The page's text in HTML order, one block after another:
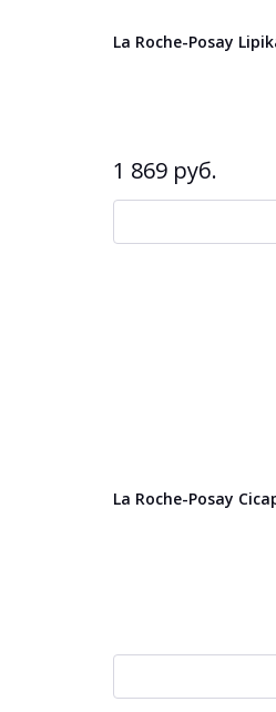
La Roche-Posay
1 869 руб.
La Roche-Posay